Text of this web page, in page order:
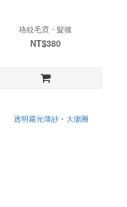
格紋毛霓・髮箍
NT$380